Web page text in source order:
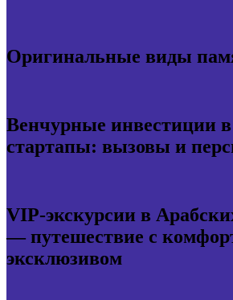
Оригинальные виды
Венчурные инвестиции в
стартапы: вызовы и
VIP-экскурсии в
— путешествие с
эксклюзивом